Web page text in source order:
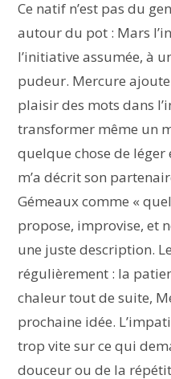
Ce natif n’est pas du
autour du pot : Mars
l’initiative assumée, à
pudeur. Mercure
plaisir des mots dans
transformer même un
quelque chose de
m’a décrit son
Gémeaux comme «
propose, improvise, et
une juste description.
régulièrement : la
chaleur tout de suite,
prochaine idée.
trop vite sur ce qui
douceur ou de la